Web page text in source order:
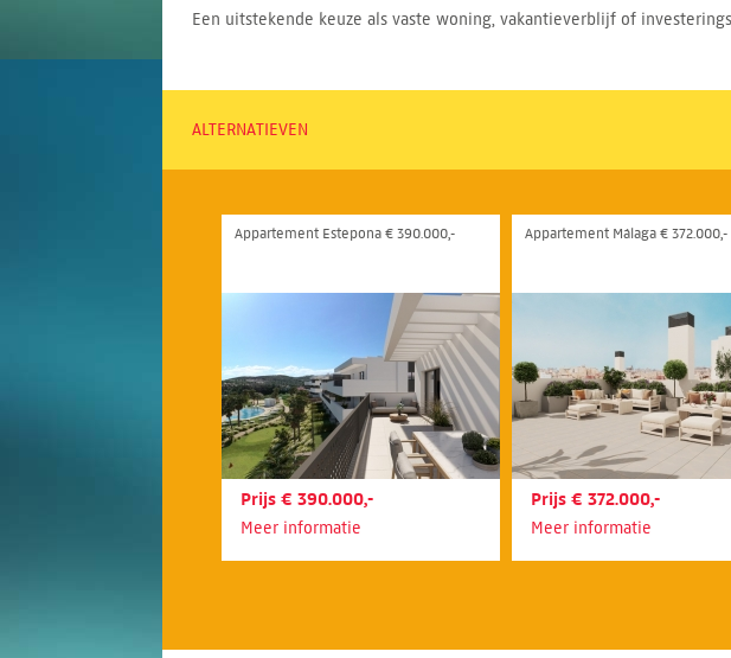
Een uitstekende keuze als vaste woning, vakantieverblijf of
ALTERNATIEVEN
Appartement Estepona € 390.000,-
Prijs € 390.000,-
Meer informatie
Appartement Málaga € 372.000,-
Prijs € 372.000,-
Meer informatie